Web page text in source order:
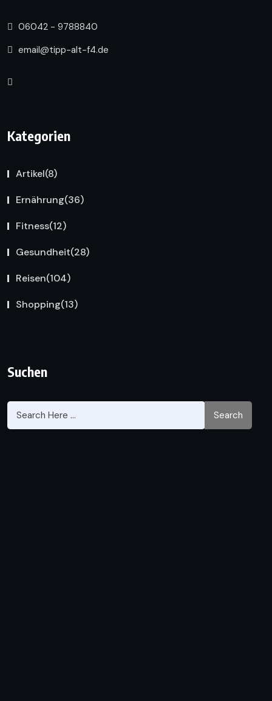
06042 - 9788840
email@tipp-alt-f4.de
Kategorien
Artikel(8)
Ernährung(36)
Fitness(12)
Gesundheit(28)
Reisen(104)
Shopping(13)
Suchen
Search